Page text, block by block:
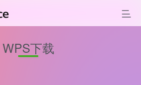
WPS下载